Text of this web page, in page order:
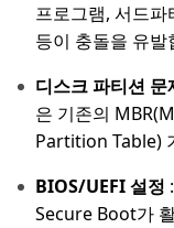
프로그램, 서드
등이 충돌을 유발
디스크 파티션 문
은 기존의
Partition Table)
BIOS/UEFI 설정
Secure Boot가